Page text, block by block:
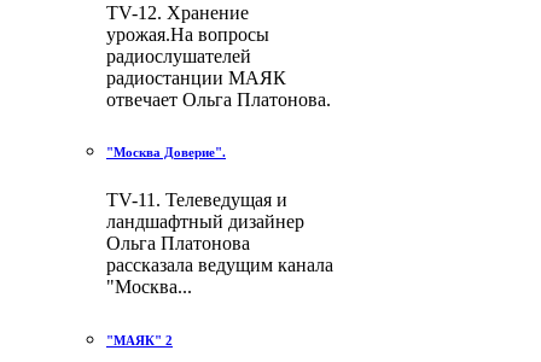
TV-12. Хранение
урожая.На вопросы
радиослушателей
радиостанции МАЯК
отвечает Ольга Платонова.
"Москва Доверие".
TV-11. Телеведущая и
ландшафтный дизайнер
Ольга Платонова
рассказала ведущим канала
"Москва...
"МАЯК" 2